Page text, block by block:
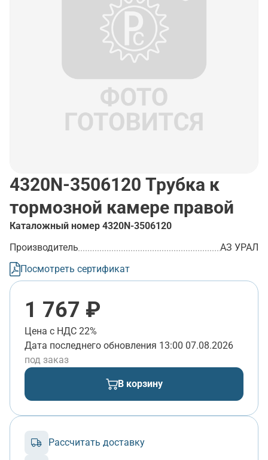
4320N-3506120 Трубка к
тормозной камере правой
Каталожный номер 4320N-3506120
Производитель
АЗ УРАЛ
Посмотреть сертификат
1 767 ₽
Цена с НДС 22%
Дата последнего обновления 13:00 07.08.2026
под заказ
В корзину
Рассчитать доставку